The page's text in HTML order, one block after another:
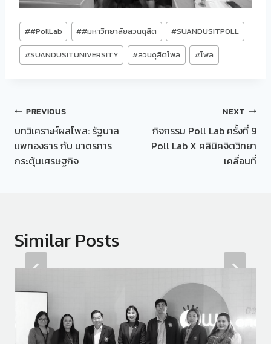
Post
Tags:
##PollLab ##มหาวิทยาลัยสวนดุสิต #SUANDUSITPOLL
#SUANDUSITUNIVERSITY #สวนดุสิตโพล #โพล
Post
navigation
PREVIOUS
บทวิเคราะห์ผลโพล: รัฐบาล
แพทองธาร กับ มาตรการ
กระตุ้นเศรษฐกิจ
NEXT
กิจกรรม Poll Lab ครั้งที่ 9
Poll Lab X คลินิคจิตวิทยา
เคลื่อนที่
Similar Posts